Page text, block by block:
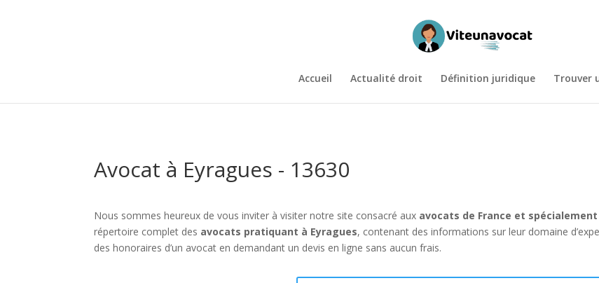
Accueil Actualité droit Définition juridique Trouver
Avocat à Eyragues - 13630
Nous sommes heureux de vous inviter à visiter notre site consacré aux avocats de France et spécialement
répertoire complet des avocats pratiquant à Eyragues, contenant des informations sur leur domaine
des honoraires d’un avocat en demandant un devis en ligne sans aucun frais.